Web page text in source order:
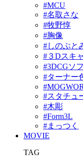
#MCU
#名取さな
#牧野惇
#胸像
#しのぶと
#３Dスキ
#3DCGソ
#ターナー
#スタチュ
#木彫
#Form3L
#まっつく
MOVIE
TAG